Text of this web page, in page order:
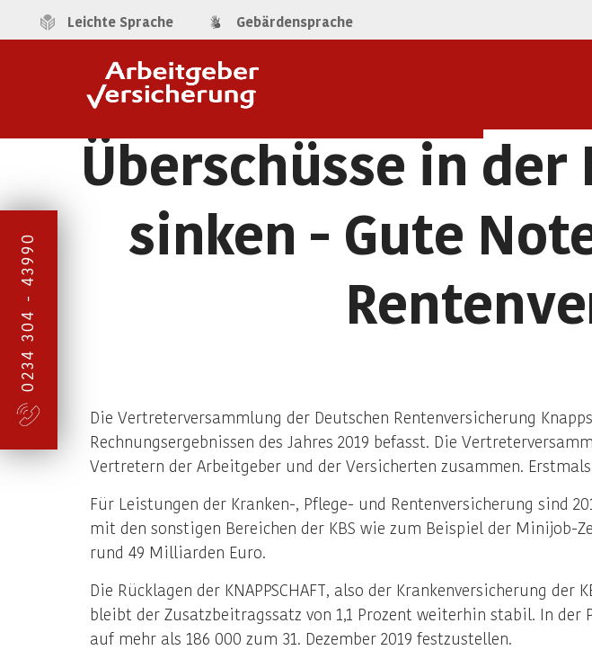
Leichte Sprache Gebärdensprache
0234 304 - 43990
Überschüsse in
sinken - Gute
Die Vertreterversammlung der Deutschen Rentenversicherung
Rechnungsergebnissen des Jahres 2019 befasst. Die
Vertretern der Arbeitgeber und der Versicherten zusammen.
Für Leistungen der Kranken-, Pflege- und Rentenversicherung sind
mit den sonstigen Bereichen der KBS wie zum Beispiel der Minijob-
rund 49 Milliarden Euro.
Die Rücklagen der KNAPPSCHAFT, also der Krankenversicherung
bleibt der Zusatzbeitragssatz von 1,1 Prozent weiterhin stabil. In
auf mehr als 186 000 zum 31. Dezember 2019 festzustellen.